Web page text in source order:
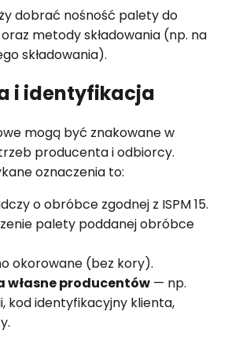
dobrać nośność palety do
metody składowania (np. na
składowania).
i identyfikacja
mogą być znakowane w
producenta i odbiorcy.
oznaczenia to:
o obróbce zgodnej z ISPM 15.
palety poddanej obróbce
okorowane (bez kory).
własne producentów — np.
kod identyfikacyjny klienta,